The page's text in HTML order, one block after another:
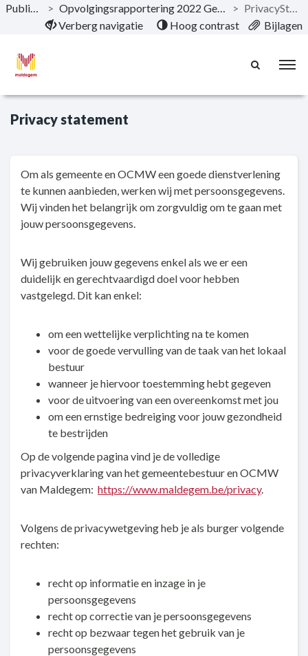
Naar hoofdinhoud
Publicaties > Opvolgingsrapportering 2022 Gemeente & OCMW >
PrivacyStatement
Verberg navigatie
Hoog contrast Bijlagen
Privacy statement
Om als gemeente en OCMW een goede dienstverlening
te kunnen aanbieden, werken wij met persoonsgegevens.
Wij vinden het belangrijk om zorgvuldig om te gaan met
jouw persoonsgegevens.
Wij gebruiken jouw gegevens enkel als we er een
duidelijk en gerechtvaardigd doel voor hebben
vastgelegd. Dit kan enkel:
om een wettelijke verplichting na te komen
voor de goede vervulling van de taak van het lokaal
bestuur
wanneer je hiervoor toestemming hebt gegeven
voor de uitvoering van een overeenkomst met jou
om een ernstige bedreiging voor jouw gezondheid
te bestrijden
Op de volgende pagina vind je de volledige
privacyverklaring van het gemeentebestuur en OCMW
van Maldegem: https://www.maldegem.be/privacy.
Volgens de privacywetgeving heb je als burger volgende
rechten:
recht op informatie en inzage in je
persoonsgegevens
recht op correctie van je persoonsgegevens
recht op bezwaar tegen het gebruik van je
persoonsgegevens